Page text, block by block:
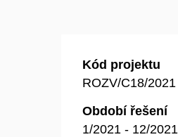
Kód projektu
ROZV/C18/2021
Období řešení
1/2021 - 12/2021